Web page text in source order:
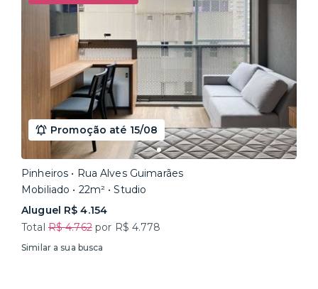
Promoção até 15/08
Pinheiros • Rua Alves Guimarães
Mobiliado • 22m² • Studio
Aluguel R$ 4.154
TotalR$ 4.762por R$ 4.778
Similar a sua busca